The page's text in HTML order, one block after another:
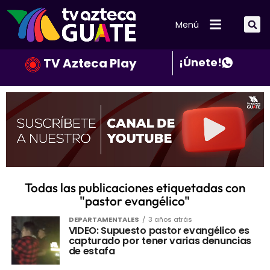
Menú
TV Azteca Play ¡Únete!
Todas las publicaciones etiquetadas con
"pastor evangélico"
DEPARTAMENTALES 3 años atrás
VIDEO: Supuesto pastor evangélico es
capturado por tener varias denuncias
de estafa